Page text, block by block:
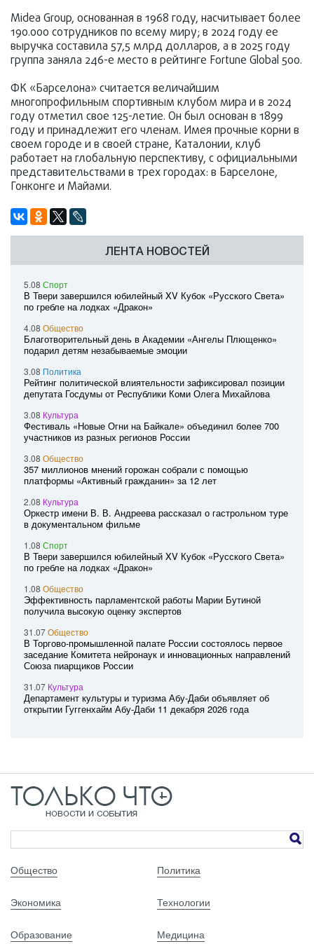
Midea Group, основанная в 1968 году, насчитывает более
190.000 сотрудников по всему миру; в 2024 году ее
выручка составила 57,5 млрд долларов, а в 2025 году
группа заняла 246-е место в рейтинге Fortune Global 500.
ФК «Барселона» считается величайшим
многопрофильным спортивным клубом мира и в 2024
году отметил свое 125-летие. Он был основан в 1899
году и принадлежит его членам. Имея прочные корни в
своем городе и в своей стране, Каталонии, клуб
работает на глобальную перспективу, с официальными
представительствами в трех городах: в Барселоне,
Гонконге и Майами.
ЛЕНТА НОВОСТЕЙ
5.08 Спорт
В Твери завершился юбилейный XV Кубок «Русского Света»
по гребле на лодках «Дракон»
4.08 Общество
Благотворительный день в Академии «Ангелы Плющенко»
подарил детям незабываемые эмоции
3.08 Политика
Рейтинг политической влиятельности зафиксировал позиции
депутата Госдумы от Республики Коми Олега Михайлова
3.08 Культура
Фестиваль «Новые Огни на Байкале» объединил более 700
участников из разных регионов России
3.08 Общество
357 миллионов мнений горожан собрали с помощью
платформы «Активный гражданин» за 12 лет
2.08 Культура
Оркестр имени В. В. Андреева рассказал о гастрольном туре
в документальном фильме
1.08 Спорт
В Твери завершился юбилейный XV Кубок «Русского Света»
по гребле на лодках «Дракон»
1.08 Общество
Эффективность парламентской работы Марии Бутиной
получила высокую оценку экспертов
31.07Общество
В Торгово-промышленной палате России состоялось первое
заседание Комитета нейронаук и инновационных направлений
Союза пиарщиков России
31.07 Культура
Департамент культуры и туризма Абу-Даби объявляет об
открытии Гуггенхайм Абу-Даби 11 декабря 2026 года
Общество Политика
Экономика Технологии
Образование Медицина